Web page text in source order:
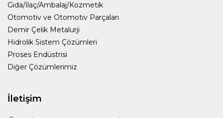
Gıda/İlaç/Ambalaj/Kozmetik
Otomotiv ve Otomotiv Parçaları
Demir Çelik Metalurji
Hidrolik Sistem Çözümleri
Proses Endüstrisi
Diğer Çözümlerimiz
İletişim